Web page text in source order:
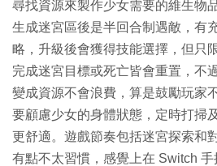
尋找資源來製作少女需要的維生物
生成迷宮區後是半回合制遇敵，有
略，升級後會獲得技能選擇，但只
完成迷宮目標或死亡皆會重置，不
變成資源不會浪費，算是鼓勵玩家
要顧慮少女的身體狀態，定時打掃
更舒適。遊戲節奏包括迷宮探索和
有點不太習慣，感覺上在 Switch 手